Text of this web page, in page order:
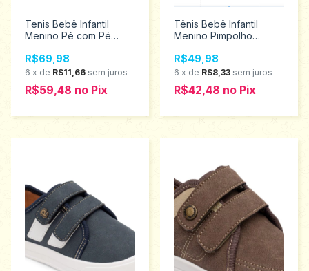
Tenis Bebê Infantil
Menino Pé com Pé
13601-497
R$69,98
6 x de R$11,66 sem juros
R$59,48 no Pix
Tênis Bebê Infantil
Menino Pimpolho
R$49,98
6 x de R$8,33 sem juros
R$42,48 no Pix